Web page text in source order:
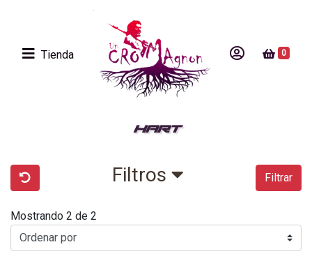
Tienda 0
HART
Filtros Filtrar
Mostrando 2 de 2